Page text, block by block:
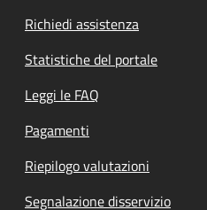
Richiedi assistenza
Statistiche del portale
Leggi le FAQ
Pagamenti
Riepilogo valutazioni
Segnalazione disservizio